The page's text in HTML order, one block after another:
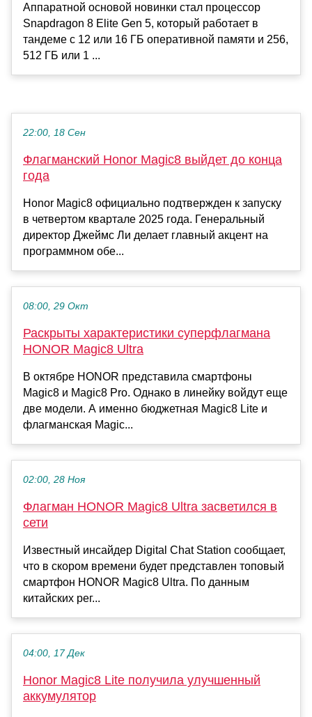
Аппаратной основой новинки стал процессор
Snapdragon 8 Elite Gen 5, который работает в
тандеме с 12 или 16 ГБ оперативной памяти и 256,
512 ГБ или 1 ...
22:00, 18 Сен
Флагманский Honor Magic8 выйдет до конца
года
Honor Magic8 официально подтвержден к запуску
в четвертом квартале 2025 года. Генеральный
директор Джеймс Ли делает главный акцент на
программном обе...
08:00, 29 Окт
Раскрыты характеристики суперфлагмана
HONOR Magic8 Ultra
В октябре HONOR представила смартфоны
Magic8 и Magic8 Pro. Однако в линейку войдут еще
две модели. А именно бюджетная Magic8 Lite и
флагманская Magic...
02:00, 28 Ноя
Флагман HONOR Magic8 Ultra засветился в
сети
Известный инсайдер Digital Chat Station сообщает,
что в скором времени будет представлен топовый
смартфон HONOR Magic8 Ultra. По данным
китайских рег...
04:00, 17 Дек
Honor Magic8 Lite получила улучшенный
аккумулятор